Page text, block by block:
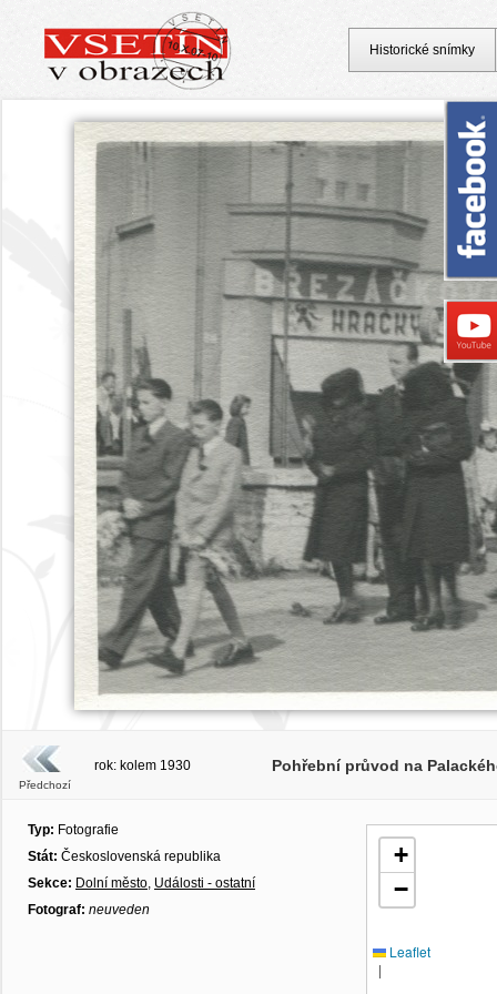
Předchozí
rok: kolem 1930 Pohřební průvod na
Typ: Fotografie
Stát: Československá republika
Sekce: Dolní město, Události - ostatní
Fotograf: neuveden
+
−
Leaflet
|
Historické snímky